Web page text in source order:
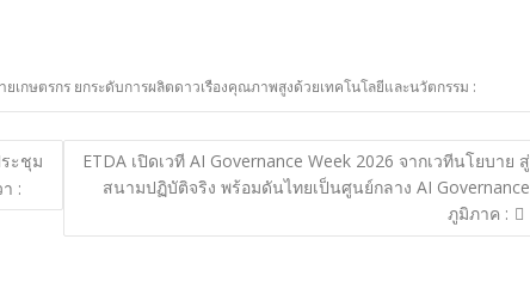
เกษตรกร ยกระดับการผลิตดาวเรืองคุณภาพสูงด้วยเทคโนโลยีและนวัตกรรม :
ะชุม
:
ETDA เปิดเวที AI Governance Week 2026 จากเวทีนโยบาย สู่
สนามปฏิบัติจริง พร้อมดันไทยเป็นศูนย์กลาง AI Governance
ภูมิภาค :